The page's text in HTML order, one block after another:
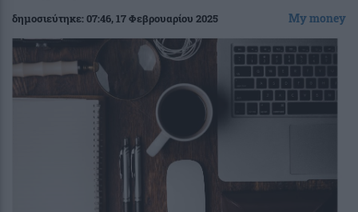
δημοσιεύτηκε:07:46, 17 Φεβρουαρίου 2025 My money